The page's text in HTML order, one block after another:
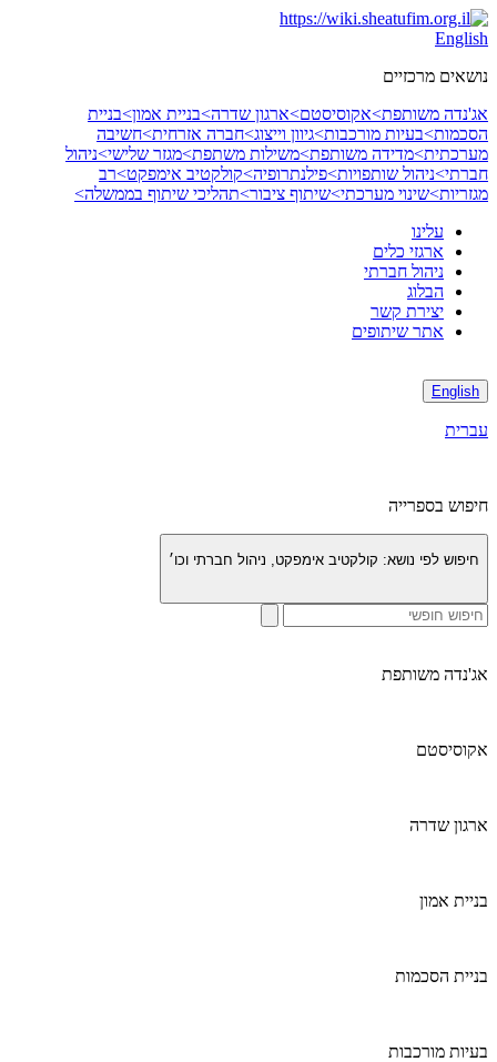
Skip
to
English
נושאים מרכזיים
אג'נדה משותפת>אקוסיסטם>ארגון שדרה>בניית אמון>בניית
הסכמות>בעיות מורכבות>גיוון וייצוג>חברה אזרחית>חשיבה
מערכתית>מדידה משותפת>משילות משתפת>מגזר שלישי>ניהול
חברתי>ניהול שותפויות>פילנתרופיה>קולקטיב אימפקט>רב
מגזריות>שינוי מערכתי>שיתוף ציבור>תהליכי שיתוף בממשלה>
עלינו
ארגזי כלים
ניהול חברתי
הבלוג
יצירת קשר
אתר שיתופים
English
עברית
חיפוש בספרייה
חיפוש לפי נושא: קולקטיב אימפקט, ניהול חברתי וכו׳
אג'נדה משותפת
אקוסיסטם
ארגון שדרה
בניית אמון
בניית הסכמות
בעיות מורכבות